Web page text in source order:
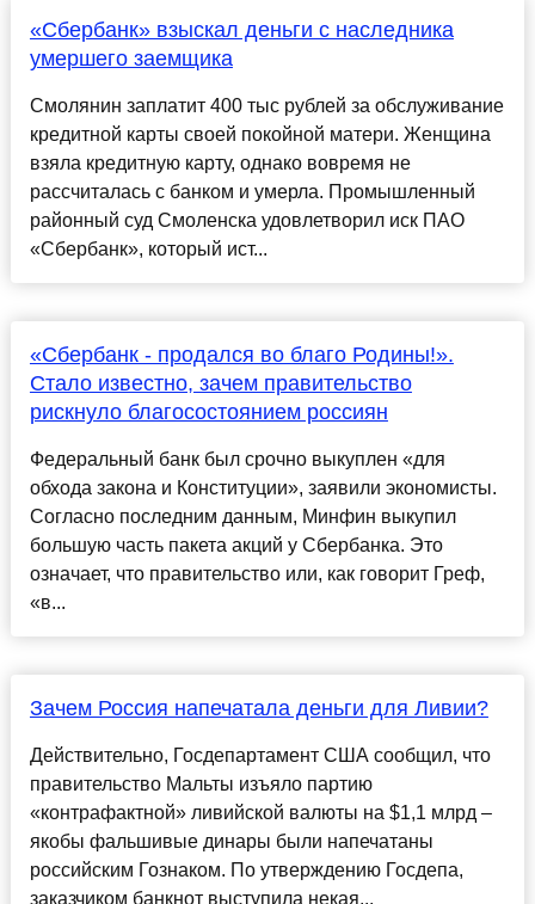
«Сбербанк» взыскал деньги с наследника
умершего заемщика
Смолянин заплатит 400 тыс рублей за обслуживание
кредитной карты своей покойной матери. Женщина
взяла кредитную карту, однако вовремя не
рассчиталась с банком и умерла. Промышленный
районный суд Смоленска удовлетворил иск ПАО
«Сбербанк», который ист...
«Сбербанк - продался во благо Родины!».
Стало известно, зачем правительство
рискнуло благосостоянием россиян
Федеральный банк был срочно выкуплен «для
обхода закона и Конституции», заявили экономисты.
Согласно последним данным, Минфин выкупил
большую часть пакета акций у Сбербанка. Это
означает, что правительство или, как говорит Греф,
«в...
Зачем Россия напечатала деньги для Ливии?
Действительно, Госдепартамент США сообщил, что
правительство Мальты изъяло партию
«контрафактной» ливийской валюты на $1,1 ­млрд –
якобы фальшивые динары были напечатаны
российским Гознаком. По утверждению Госдепа,
заказчиком банкнот выступила некая...